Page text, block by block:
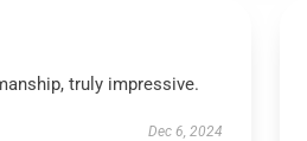
truly impressive.
Dec 6, 2024